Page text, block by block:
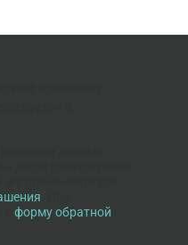
форму обратной